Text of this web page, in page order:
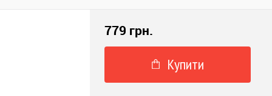
779 грн.
Купити